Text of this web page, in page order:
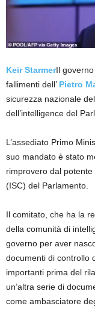
Keir StarmerIl
fallimenti dell’ Pietro
sicurezza nazionale
dell’intelligence del
L’assediato Primo
suo mandato è stato
rimprovero dal potente
(ISC) del Parlamento.
Il comitato, che ha la
della comunità di
governo per aver
documenti di controllo
importanti prima del
un’altra serie di
come ambasciatore